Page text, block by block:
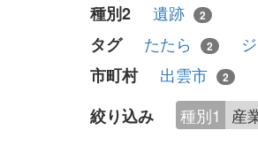
種別2 遺跡 2
タグ たたら 2
市町村 出雲市 2
絞り込み 種別1 産